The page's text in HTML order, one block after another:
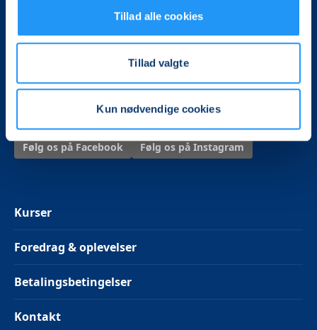
Tillad alle cookies
Tillad valgte
Kun nødvendige cookies
foredrag og oplevelser.
LOF Frederikssund
Tlf. 52 38 08 88
frederikssund@lof.dk
Følg os på Facebook Følg os på Instagram
Kurser
Foredrag & oplevelser
Betalingsbetingelser
Kontakt